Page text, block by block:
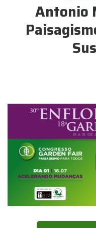
Antonio